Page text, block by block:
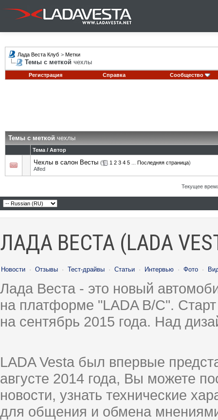
Лада Веста Клуб > Метки
Темы с меткой чехлы
Регистрация Справка Сообщество
Темы с меткойчехлы
Тема / Автор
Чехлы в салон Весты ( 1 2 3 4 5 Последняя страница)
Alfed
Текущее
ЛАДА ВЕСТА (LADA
Новости · Отзывы · Тест-драйвы · Статьи · Интервью · Фото ·
Лада Веста - это новый
на платформе "LADA B/C".
на сентябрь 2015 года. Над
LADA Vesta был впервые
августе 2014 года, Вы можете
новости, узнать технические
для общения и обмена